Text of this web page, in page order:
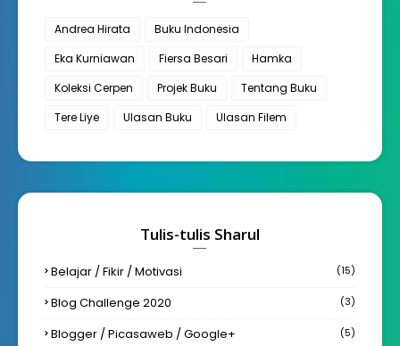
Andrea Hirata
Buku Indonesia
Eka Kurniawan
Fiersa Besari
Hamka
Koleksi Cerpen
Projek Buku
Tentang Buku
Tere Liye
Ulasan Buku Ulasan Filem
Tulis-tulis Sharul
Belajar / Fikir / Motivasi (15)
Blog Challenge 2020 (3)
Blogger / Picasaweb / Google+ (5)